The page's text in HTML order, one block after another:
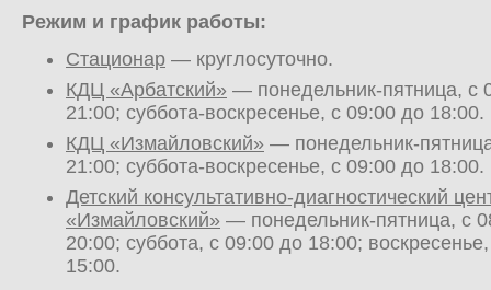
Режим и график работы:
Стационар — круглосуточно.
КДЦ «Арбатский» — понедельник-пятница, с
21:00; суббота-воскресенье, с 09:00 до 18:00.
КДЦ «Измайловский» — понедельник-
21:00; суббота-воскресенье, с 09:00 до 18:00.
Детский консультативно-диагностический
«Измайловский» — понедельник-пятница, с
20:00; суббота, с 09:00 до 18:00;
15:00.